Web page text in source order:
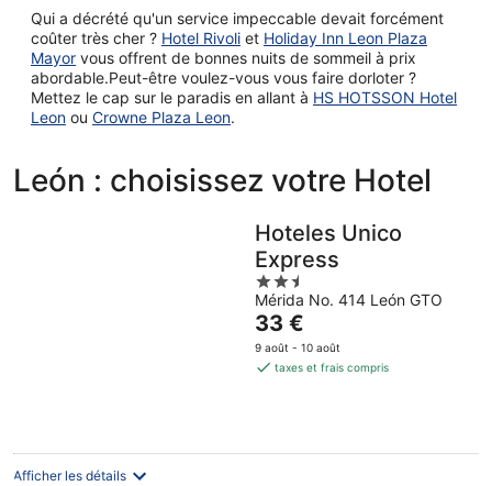
Qui a décrété qu'un service impeccable devait forcément
coûter très cher ? Hotel Rivoli et Holiday Inn Leon Plaza
Mayor vous offrent de bonnes nuits de sommeil à prix
abordable.Peut-être voulez-vous vous faire dorloter ?
Mettez le cap sur le paradis en allant à HS HOTSSON Hotel
Leon ou Crowne Plaza Leon.
León : choisissez votre Hotel
Hoteles Unico
Express
2.5
out
of
5
Mérida No. 414 León GTO
Le
prix
est
nuit
33 €
9 août - 10 août
taxes et frais compris
Afficher les détails